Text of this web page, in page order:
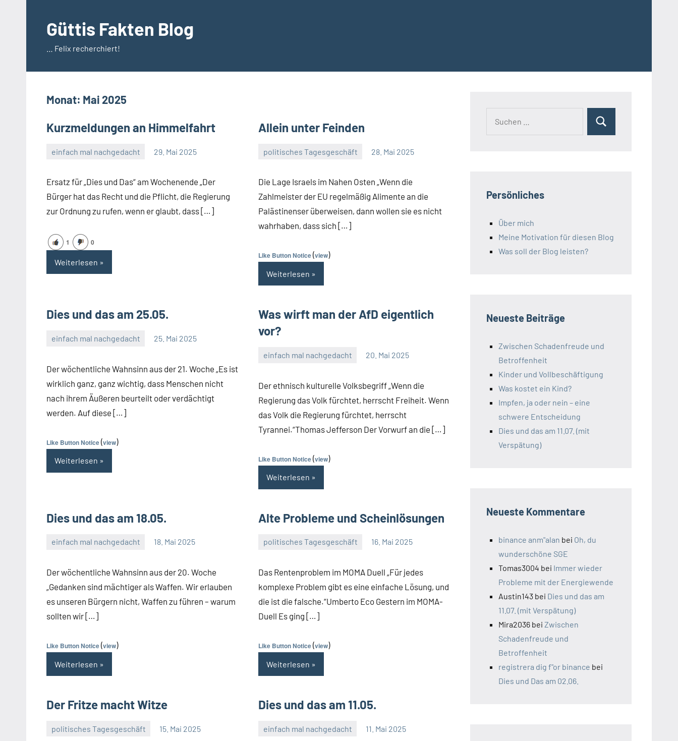
springenGüttis Fakten Blog
… Felix recherchiert!
Monat: Mai 2025
Kurzmeldungen an Himmelfahrt
einfach mal nachgedacht 29. Mai 2025
Ersatz für „Dies und Das“ am Wochenende „Der
Bürger hat das Recht und die Pflicht, die Regierung
zur Ordnung zu rufen, wenn er glaubt, dass […]
1 0
Weiterlesen
Allein unter Feinden
politisches Tagesgeschäft 28. Mai 2025
Guetti
Die Lage Israels im Nahen Osten „Wenn die
Zahlmeister der EU regelmäßig Alimente an die
Palästinenser überweisen, dann wollen sie es nicht
wahrhaben, dass sich […]
Like Button Notice(view)
Weiterlesen
Dies und das am 25.05.
einfach mal nachgedacht 25. Mai 2025
Der wöchentliche Wahnsinn aus der 21. Woche „Es ist
wirklich ganz, ganz wichtig, dass Menschen nicht
nach ihrem Äußeren beurteilt oder verdächtigt
werden. Auf diese […]
Like Button Notice(view)
Weiterlesen
Was wirft man der AfD eigentlich
vor?
einfach mal nachgedacht 20. Mai 2025
Der ethnisch kulturelle Volksbegriff „Wenn die
Regierung das Volk fürchtet, herrscht Freiheit. Wenn
das Volk die Regierung fürchtet, herrscht
Tyrannei.“Thomas Jefferson Der Vorwurf an die […]
Like Button Notice(view)
Weiterlesen
Dies und das am 18.05.
einfach mal nachgedacht 18. Mai 2025
Der wöchentliche Wahnsinn aus der 20. Woche
„Gedanken sind mächtiger als Waffen. Wir erlauben
es unseren Bürgern nicht, Waffen zu führen – warum
sollten wir […]
Like Button Notice(view)
Weiterlesen
Alte Probleme und Scheinlösungen
politisches Tagesgeschäft 16. Mai 2025
Guetti
Keine
Das Rentenproblem im MOMA Duell „Für jedes
komplexe Problem gibt es eine einfache Lösung, und
die ist die falsche.“Umberto Eco Gestern im MOMA-
Duell Es ging […]
Like Button Notice(view)
Weiterlesen
Der Fritze macht Witze
politisches Tagesgeschäft 15. Mai 2025
Guetti
Ein
Dies und das am 11.05.
einfach mal nachgedacht 11. Mai 2025
Suchen
Persönliches
Über mich
Meine Motivation für diesen Blog
Was soll der Blog leisten?
Neueste Beiträge
Zwischen Schadenfreude und
Betroffenheit
Kinder und Vollbeschäftigung
Was kostet ein Kind?
Impfen, ja oder nein – eine
schwere Entscheidung
Dies und das am 11.07. (mit
Verspätung)
Neueste Kommentare
binance anm"alan bei Oh, du
wunderschöne SGE
Tomas3004 bei Immer wieder
Probleme mit der Energiewende
Austin143 bei Dies und das am
11.07. (mit Verspätung)
Mira2036 bei Zwischen
Schadenfreude und
Betroffenheit
registrera dig f"or binance bei
Dies und Das am 02.06.